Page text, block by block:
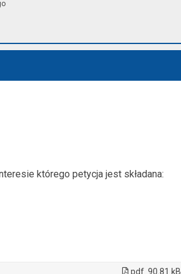
którego petycja jest składana:
pdf 90.81 kB